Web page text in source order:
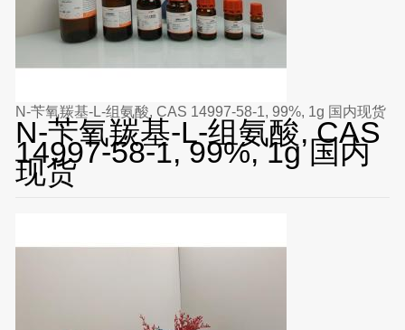
N-苄氧羰基-L-组氨酸, CAS 14997-58-1, 99%, 1g 国内现货
N-苄氧羰基-L-组氨酸, CAS
14997-58-1, 99%, 1g 国内
现货